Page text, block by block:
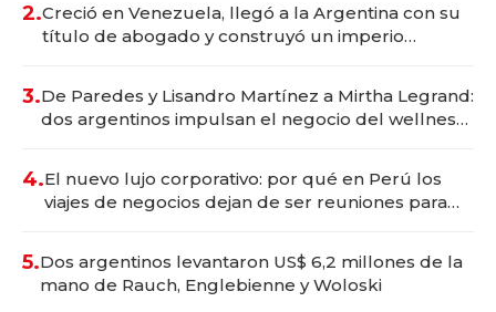
2.Creció en Venezuela, llegó a la Argentina con su
título de abogado y construyó un imperio
3.De Paredes y Lisandro Martínez a Mirtha Legrand:
dos argentinos impulsan el negocio del wellness
4.El nuevo lujo corporativo: por qué en Perú los
viajes de negocios dejan de ser reuniones para
5.Dos argentinos levantaron US$ 6,2 millones de la
mano de Rauch, Englebienne y Woloski